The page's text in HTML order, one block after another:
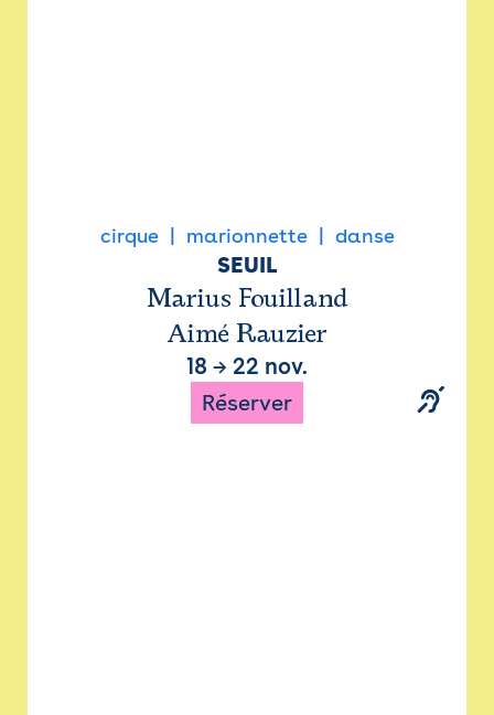
cirque marionnette danse
SEUIL
Marius Fouilland
Aimé Rauzier
18 → 22 nov.
Réserver